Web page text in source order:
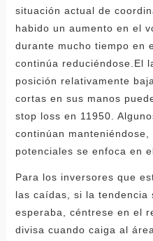
situación actual de
habido un aumento en el
durante mucho tiempo en
continúa reduciéndose.El
posición relativamente
cortas en sus manos
stop loss en 11950.
continúan
potenciales se enfoca en
Para los inversores que
las caídas, si la tendencia
esperaba, céntrese en el
divisa cuando caiga al